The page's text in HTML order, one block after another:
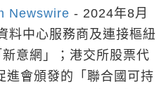
Newswire - 2024年8月
料中心服務商及連接樞紐
意網」；港交所股票代
會頒發的「聯合國可持